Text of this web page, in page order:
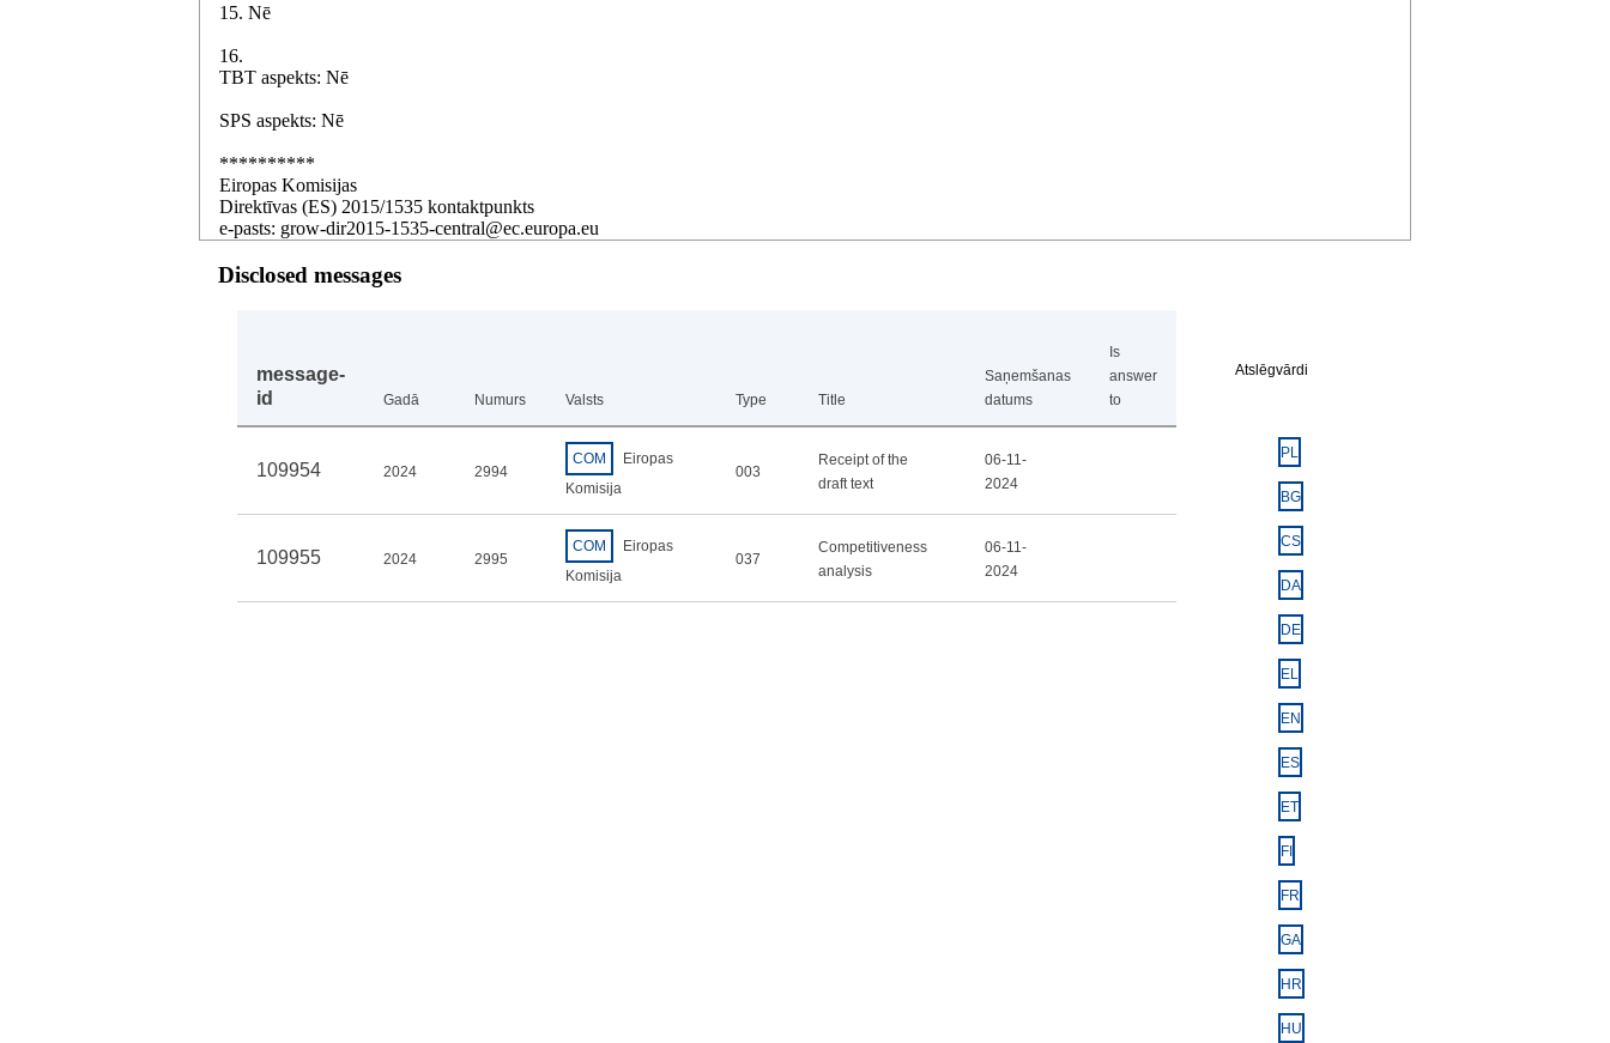
15. Nē
16.
TBT aspekts: Nē
SPS aspekts: Nē
**********
Eiropas Komisijas
Direktīvas (ES) 2015/1535 kontaktpunkts
e-pasts: grow-dir2015-1535-central@ec.europa.eu
Disclosed messages
message-
id
Gadā Numurs Valsts Type Title
Saņemšanas
datums
Is
answer
to
109954 2024 2994
COM
Eiropas
Komisija
003
Receipt of the
draft text
06-11-
2024
109955 2024 2995
COM
Eiropas
Komisija
037
Competitiveness
analysis
06-11-
2024
Atslēgvārdi
PL
BG
CS
DA
DE
EL
EN
ES
ET
FI
FR
GA
HR
HU